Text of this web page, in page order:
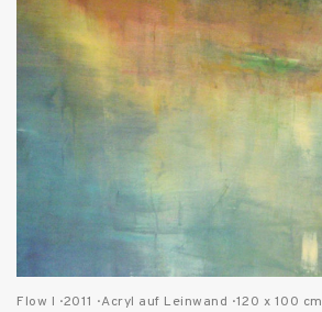
Flow I · 2011 · Acryl auf Leinwand · 120 x 100 cm